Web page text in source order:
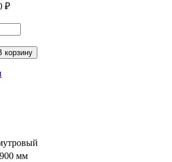
₽
корзину
мм